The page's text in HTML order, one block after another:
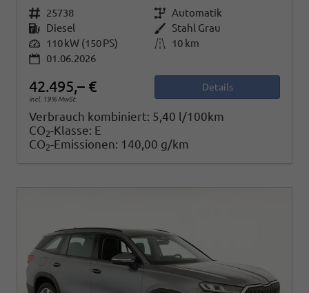
Fahrzeugnr. 25738 Getriebe Automatik
Kraftstoff Diesel Außenfarbe Stahl Grau
Leistung 110 kW (150 PS) Kilometerstand
10 km
01.06.2026
42.495,– €
incl. 19% MwSt.
Details
Verbrauch kombiniert: 5,40 l/100km
CO2-Klasse: E
CO2-Emissionen: 140,00 g/km